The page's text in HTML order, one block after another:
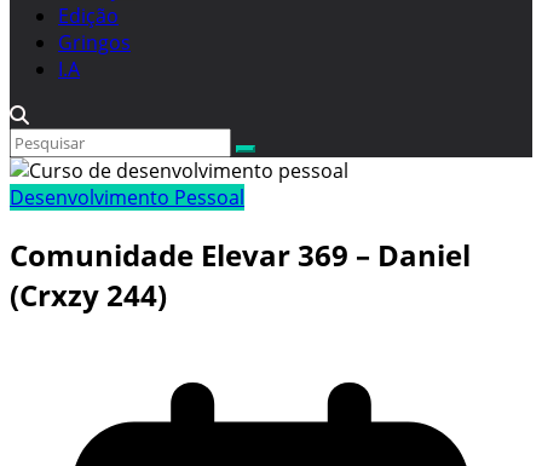
Edição
Gringos
I.A
Desenvolvimento Pessoal
Comunidade Elevar 369 – Daniel
(Crxzy 244)